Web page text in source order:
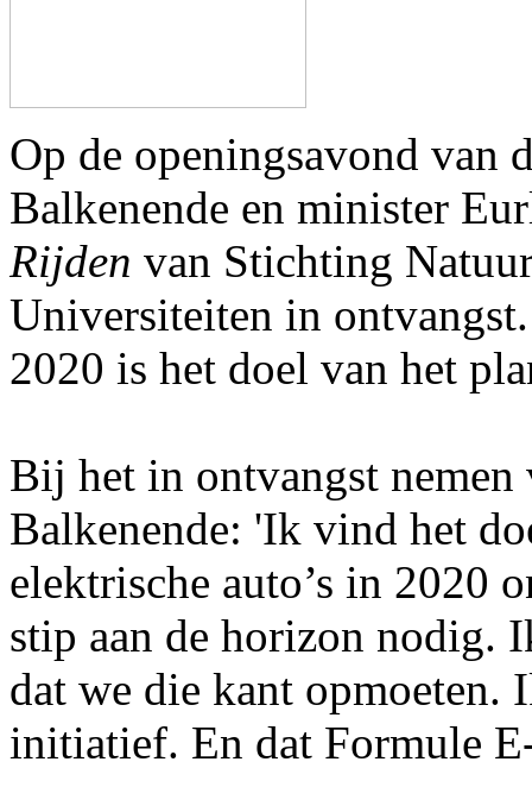
Op de openingsavond van
Balkenende en minister
Rijden van Stichting
Universiteiten in
2020 is het doel van het
Bij het in ontvangst
Balkenende: 'Ik vind het
elektrische auto’s in 2020
stip aan de horizon nodig.
dat we die kant opmoeten.
initiatief. En dat Formule